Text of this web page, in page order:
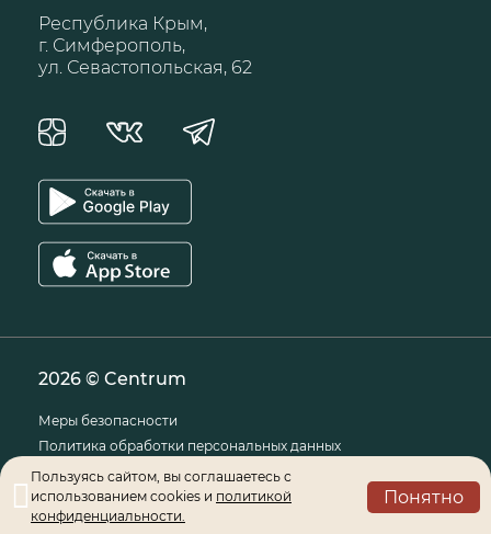
Республика Крым,
г. Симферополь,
ул. Севастопольская, 62
2026 © Centrum
Меры безопасности
Политика обработки персональных данных
Правила паркинга
Правила посещения торгового центра
Пользуясь сайтом, вы соглашаетесь с
использованием cookies и политикой
конфиденциальности.
Понятно